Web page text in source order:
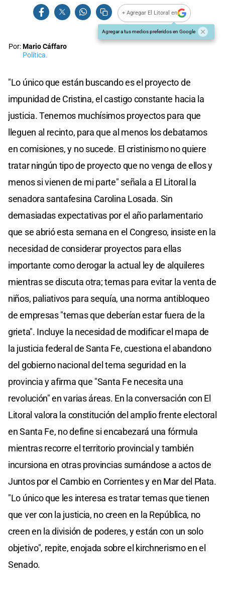
+ Agregar El Litoral en
Agregar a tus medios preferidos en Google
Por:Mario Cáffaro
Política.
"Lo único que están buscando es el proyecto de
impunidad de Cristina, el castigo constante hacia la
justicia. Tenemos muchísimos proyectos para que
lleguen al recinto, para que al menos los debatamos
en comisiones, y no sucede. El cristinismo no quiere
tratar ningún tipo de proyecto que no venga de ellos y
menos si vienen de mi parte" señala a El Litoral la
senadora santafesina Carolina Losada. Sin
demasiadas expectativas por el año parlamentario
que se abrió esta semana en el Congreso, insiste en la
necesidad de considerar proyectos para ellas
importante como derogar la actual ley de alquileres
mientras se discuta otra; temas para evitar la venta de
niños, paliativos para sequía, una norma antibloqueo
de empresas "temas que deberían estar fuera de la
grieta". Incluye la necesidad de modificar el mapa de
la justicia federal de Santa Fe, cuestiona el abandono
del gobierno nacional del tema seguridad en la
provincia y afirma que "Santa Fe necesita una
revolución" en varias áreas. En la conversación con El
Litoral valora la constitución del amplio frente electoral
en Santa Fe, no define si encabezará una fórmula
mientras recorre el territorio provincial y también
incursiona en otras provincias sumándose a actos de
Juntos por el Cambio en Corrientes y en Mar del Plata.
"Lo único que les interesa es tratar temas que tienen
que ver con la justicia, no creen en la República, no
creen en la división de poderes, y están con un solo
objetivo", repite, enojada sobre el kirchnerismo en el
Senado.